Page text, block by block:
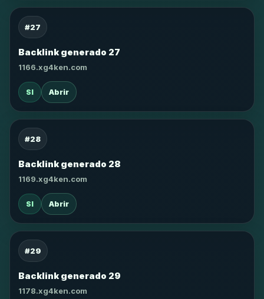
#27
Backlink generado 27
1166.xg4ken.com
SI Abrir
#28
Backlink generado 28
1169.xg4ken.com
SI Abrir
#29
Backlink generado 29
1178.xg4ken.com